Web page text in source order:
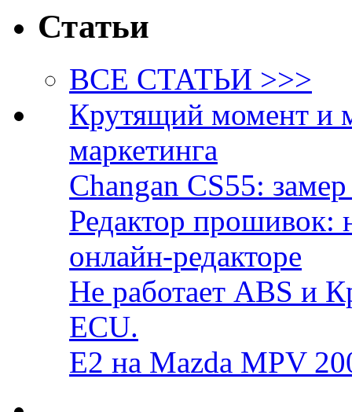
Статьи
ВСЕ СТАТЬИ >>>
Крутящий момент и
маркетинга
Changan CS55:
Редактор прошивок:
онлайн-редакторе
Не работает ABS и
ECU.
E2 на Mazda MPV